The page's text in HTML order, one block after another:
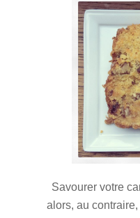
Savourer votre
alors, au